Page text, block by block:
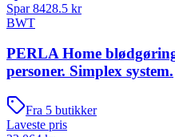
Spar8428.5 kr
BWT
PERLA Home
personer. Simplex system.
Fra 5 butikker
Laveste pris